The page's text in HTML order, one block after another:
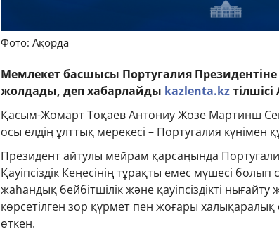
Фото: Ақорда
Мемлекет басшысы Португалия
жолдады, деп хабарлайды kazlenta.kz
Қасым-Жомарт Тоқаев Антониу Жозе Мартинш
осы елдің ұлттық мерекесі – Португалия күнімен
Президент айтулы мейрам қарсаңында
Қауіпсіздік Кеңесінің тұрақты емес мүшесі
жаһандық бейбітшілік және қауіпсіздікті
көрсетілген зор құрмет пен жоғары халықаралық
өткен.